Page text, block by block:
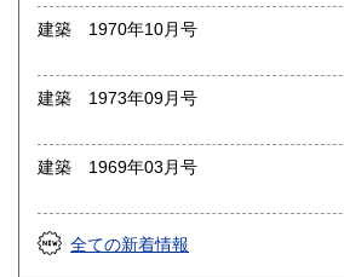
建築 1970年10月号
建築 1973年09月号
建築 1969年03月号
全ての新着情報